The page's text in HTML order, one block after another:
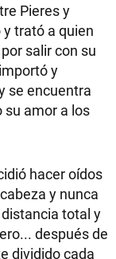
Pieres y
trató a quien
salir con su
y
se encuentra
amor a los
hacer oídos
y nunca
total y
después de
dividido cada